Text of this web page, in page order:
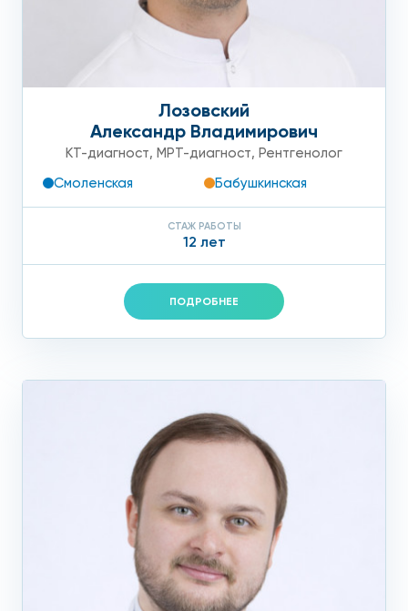
Лозовский
Александр Владимирович
КТ-диагност, МРТ-диагност, Рентгенолог
Смоленская
Бабушкинская
СТАЖ РАБОТЫ
12 лет
ПОДРОБНЕЕ